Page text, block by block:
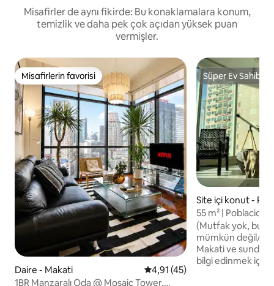
Misafirler de aynı fikirde: Bu konaklamalara konum,
temizlik ve daha pek çok açıdan yüksek puan
vermişler.
Misafirlerin favorisi
Misafirlerin favorisi
Daire - Makati 5 üzerinden ortalama 4,91
4,91 (45)
1BR Manzaralı Oda @ Mosaic Tower,
Süper Ev Sahibi
Süper Ev Sahibi
Site içi konut -
55 m² | Poblacion
kulübesi
(Mutfak yok, bu
mümkün değil/izin
Makati ve
bilgi edinmek için